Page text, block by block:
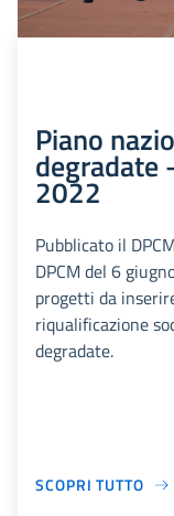
Piano
degradate
2022
Pubblicato il
DPCM del 6
progetti da
riqualificazione
degradate.
SCOPRI TUTTO